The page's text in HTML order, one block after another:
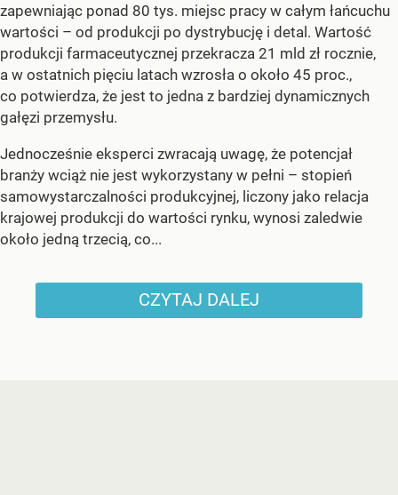
zapewniając ponad 80 tys. miejsc pracy w całym łańcuchu
wartości – od produkcji po dystrybucję i detal. Wartość
produkcji farmaceutycznej przekracza 21 mld zł rocznie,
a w ostatnich pięciu latach wzrosła o około 45 proc.,
co potwierdza, że jest to jedna z bardziej dynamicznych
gałęzi przemysłu.
Jednocześnie eksperci zwracają uwagę, że potencjał
branży wciąż nie jest wykorzystany w pełni – stopień
samowystarczalności produkcyjnej, liczony jako relacja
krajowej produkcji do wartości rynku, wynosi zaledwie
około jedną trzecią, co...
CZYTAJ DALEJ